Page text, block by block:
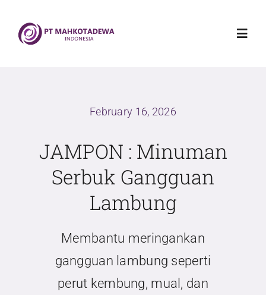
content
Griya Sehat Mahkotadewa
February 16, 2026
JAMPON : Minuman
Serbuk Gangguan
Lambung
Membantu meringankan
gangguan lambung seperti
perut kembung, mual, dan